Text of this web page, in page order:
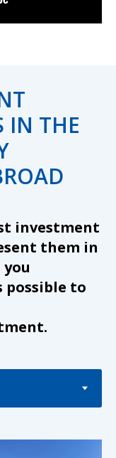
IN THE
investment
them in
possible to